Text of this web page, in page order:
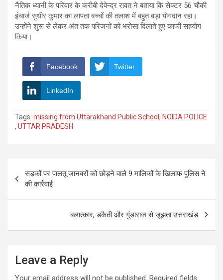
नैतिक ध्यानी के परिवार के करीबी देवेन्द्र रावत ने बताया कि सेक्टर 56 चौकी
इंचार्ज सुधीर कुमार का लापता बच्चों की तलाश में बहुत बड़ा योगदान रहा।
उन्होंने शुरू से लेकर अंत तक परिजनों को भरोसा दिलाते हुए काफी सहयोग
किया।
Facebook Twitter
LinkedIn
Tags: missing from Uttarakhand Public School , NOIDA POLICE
, UTTAR PRADESH
navigation
सड़कों पर पालतू जानवरों को छोड़ने वाले 9 मालिकों के खिलाफ पुलिस ने
की कार्रवाई
बलात्कार, डकैती और गुंडाराज से जूझता उत्तराखंड
Leave a Reply
Your email address will not be published. Required fields